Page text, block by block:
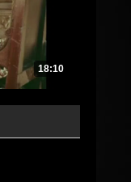
18:10